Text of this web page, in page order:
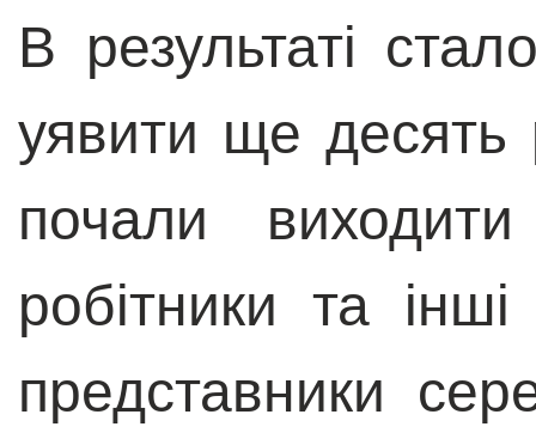
В результаті
уявити ще десять
почали
робітники та
представники